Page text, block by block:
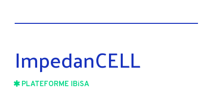
ImpedanCELL
PLATEFORME IBiSA